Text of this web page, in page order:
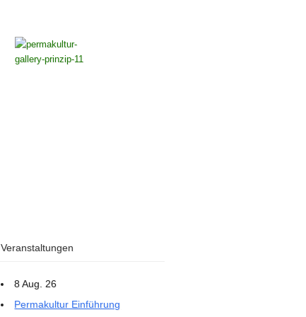
Veranstaltungen
8 Aug. 26
Permakultur Einführung